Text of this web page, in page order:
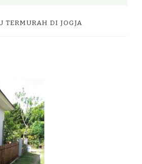
TERMURAH DI JOGJA